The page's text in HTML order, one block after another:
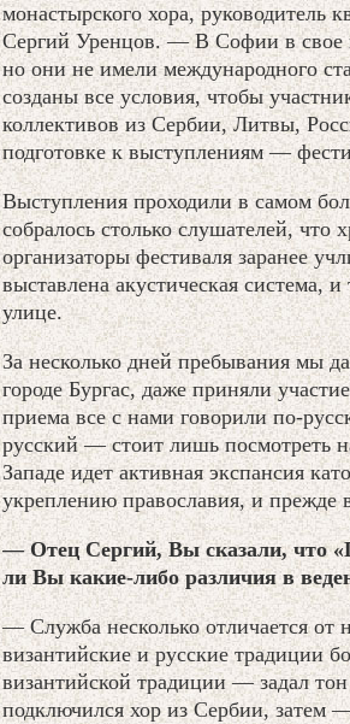
монастырского хора, руководитель
Сергий Уренцов. — В Софии в свое
но они не имели международного
созданы все условия, чтобы
коллективов из Сербии, Литвы,
подготовке к выступлениям —
Выступления проходили в самом
собралось столько слушателей,
организаторы фестиваля заранее
выставлена акустическая система,
улице.
За несколько дней пребывания мы
городе Бургас, даже приняли
приема все с нами говорили по-
русский — стоит лишь
Западе идет активная экспансия
укреплению православия, и прежде
— Отец Сергий, Вы сказали, что
ли Вы какие-либо различия в
— Служба несколько отличается от
византийские и русские традиции
византийской традиции — задал
подключился хор из Сербии, затем